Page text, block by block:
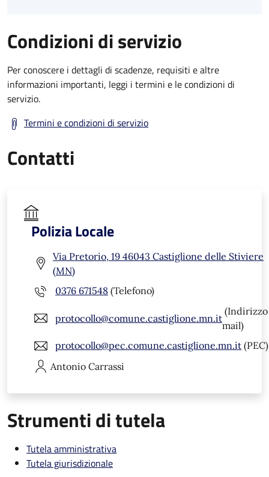
Condizioni di servizio
Per conoscere i dettagli di scadenze, requisiti e altre
informazioni importanti, leggi i termini e le condizioni di
servizio.
Termini e condizioni di servizio
Contatti
Polizia Locale
Via Pretorio, 19 46043 Castiglione delle Stiviere
(MN)
0376 671548 (Telefono)
protocollo@comune.castiglione.mn.it
(Indirizzo
mail)
protocollo@pec.comune.castiglione.mn.it (PEC)
Antonio Carrassi
Strumenti di tutela
Tutela amministrativa
Tutela giurisdizionale